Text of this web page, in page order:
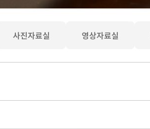
사진자료실 영상자료실